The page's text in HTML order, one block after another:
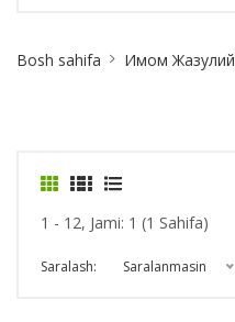
Breadcrumb
Bosh sahifa Имом Жазулий
1 - 12, Jami: 1 (1 Sahifa)
Saralash: Saralanmasin